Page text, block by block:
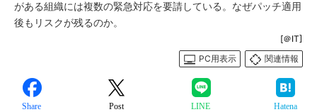
がある組織には複数の緊急対応を要請している。なぜパッチ適用
後もリスクが残るのか。
[＠IT]
PC用表示
関連情報
Share Post LINE Hatena